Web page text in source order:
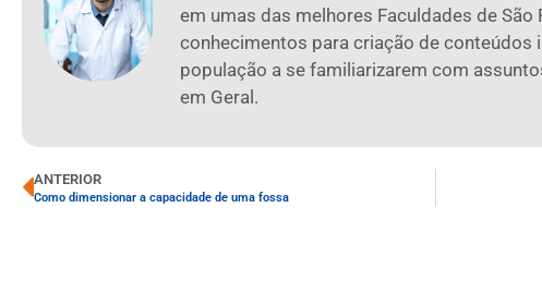
em umas das melhores Faculdades de São
conhecimentos para criação de conteúdos
população a se familiarizarem com
em Geral.
ANTERIOR
Como dimensionar a capacidade de uma fossa